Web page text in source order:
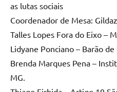
as lutas sociais
Coordenador de Mesa:
Talles Lopes Fora do Eixo –
Lidyane Ponciano – Barão
Brenda Marques Pena –
MG.